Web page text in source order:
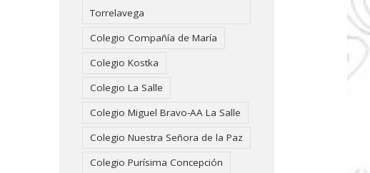
Torrelavega
Colegio Compañía de María
Colegio Kostka
Colegio La Salle
Colegio Miguel Bravo-AA La Salle
Colegio Nuestra Señora de la Paz
Colegio Purísima Concepción